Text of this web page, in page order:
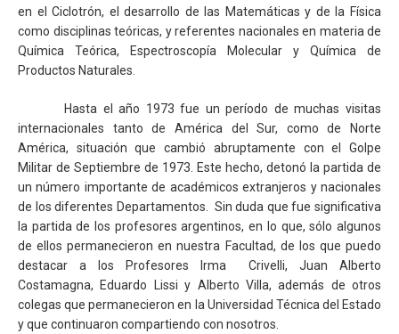
en el Ciclotrón, el desarrollo de las Matemáticas y de la Física
como disciplinas teóricas, y referentes nacionales en materia de
Química Teórica, Espectroscopía Molecular y Química de
Productos Naturales.
Hasta el año 1973 fue un período de muchas visitas
internacionales tanto de América del Sur, como de Norte
América, situación que cambió abruptamente con el Golpe
Militar de Septiembre de 1973. Este hecho, detonó la partida de
un número importante de académicos extranjeros y nacionales
de los diferentes Departamentos. Sin duda que fue significativa
la partida de los profesores argentinos, en lo que, sólo algunos
de ellos permanecieron en nuestra Facultad, de los que puedo
destacar a los Profesores Irma Crivelli, Juan Alberto
Costamagna, Eduardo Lissi y Alberto Villa, además de otros
colegas que permanecieron en la Universidad Técnica del Estado
y que continuaron compartiendo con nosotros.